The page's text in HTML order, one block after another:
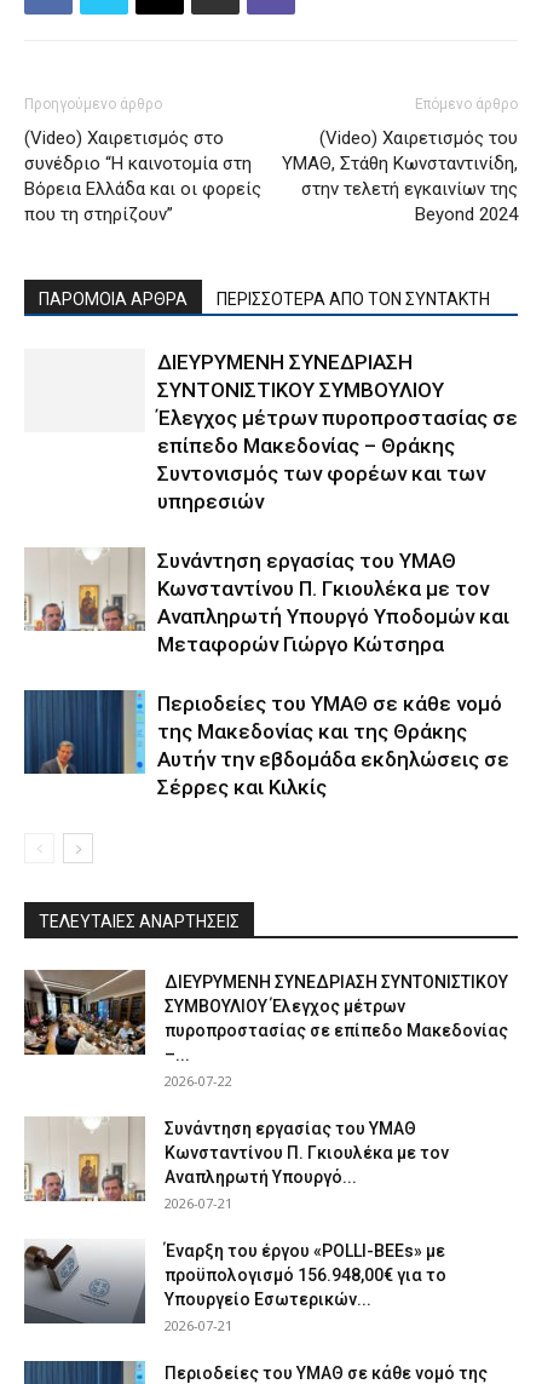
Προηγούμενο άρθρο
(Video) Χαιρετισμός στο
συνέδριο “Η καινοτομία στη
Βόρεια Ελλάδα και οι φορείς
που τη στηρίζουν”
Επόμενο άρθρο
(Video) Χαιρετισμός του
ΥΜΑΘ, Στάθη Κωνσταντινίδη,
στην τελετή εγκαινίων της
Beyond 2024
ΠΑΡΟΜΟΙΑ ΑΡΘΡΑ ΠΕΡΙΣΣΟΤΕΡΑ ΑΠΟ ΤΟΝ ΣΥΝΤΑΚΤΗ
ΔΙΕΥΡΥΜΕΝΗ ΣΥΝΕΔΡΙΑΣΗ
ΣΥΝΤΟΝΙΣΤΙΚΟΥ ΣΥΜΒΟΥΛΙΟΥ
Έλεγχος μέτρων πυροπροστασίας σε
επίπεδο Μακεδονίας – Θράκης
Συντονισμός των φορέων και των
υπηρεσιών
Συνάντηση εργασίας του ΥΜΑΘ
Κωνσταντίνου Π. Γκιουλέκα με τον
Αναπληρωτή Υπουργό Υποδομών και
Μεταφορών Γιώργο Κώτσηρα
Περιοδείες του ΥΜΑΘ σε κάθε νομό
της Μακεδονίας και της Θράκης
Αυτήν την εβδομάδα εκδηλώσεις σε
Σέρρες και Κιλκίς
ΤΕΛΕΥΤΑΙΕΣ ΑΝΑΡΤΗΣΕΙΣ
ΔΙΕΥΡΥΜΕΝΗ ΣΥΝΕΔΡΙΑΣΗ ΣΥΝΤΟΝΙΣΤΙΚΟΥ
ΣΥΜΒΟΥΛΙΟΥ Έλεγχος μέτρων
πυροπροστασίας σε επίπεδο Μακεδονίας
–...
2026-07-22
Συνάντηση εργασίας του ΥΜΑΘ
Κωνσταντίνου Π. Γκιουλέκα με τον
Αναπληρωτή Υπουργό...
2026-07-21
Έναρξη του έργου «POLLI-BEEs» με
προϋπολογισμό 156.948,00€ για το
Υπουργείο Εσωτερικών...
2026-07-21
Περιοδείες του ΥΜΑΘ σε κάθε νομό της